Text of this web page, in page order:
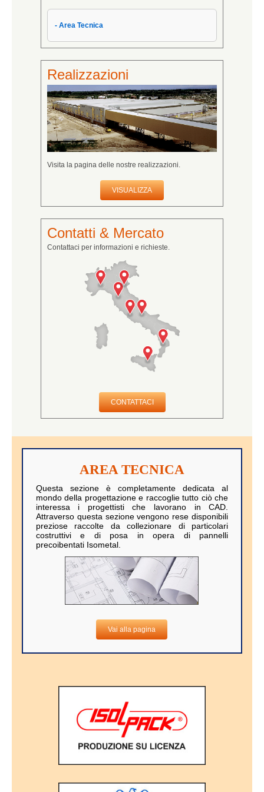
- Area Tecnica
Realizzazioni
Visita la pagina delle nostre realizzazioni.
VISUALIZZA
Contatti & Mercato
Contattaci per informazioni e richieste.
CONTATTACI
AREA TECNICA
Questa sezione è completamente dedicata al
mondo della progettazione e raccoglie tutto ciò che
interessa i progettisti che lavorano in CAD.
Attraverso questa sezione vengono rese disponibili
preziose raccolte da collezionare di particolari
costruttivi e di posa in opera di pannelli
precoibentati Isometal.
Vai alla pagina